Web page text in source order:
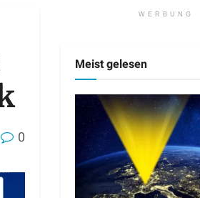
0
WERBUNG
Meist gelesen